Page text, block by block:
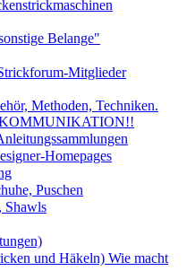
Belange"
Mitglieder
Methoden, Techniken.
Homepages
Puschen
Shawls
und Häkeln) Wie macht